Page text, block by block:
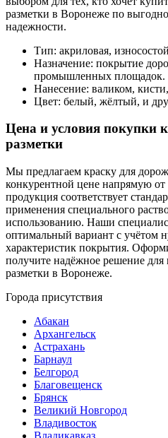
разметки в Воронеже по
надежности.
Тип: акриловая,
Назначение: покрытие
промышленных площадок.
Нанесение: валиком,
Цвет: белый, жёлтый, и
Цена и условия покупки
разметки
Мы предлагаем краску для
конкурентной цене напрямую от
продукция соответствует
применения специального
использованию. Наши
оптимальный вариант с учётом
характеристик покрытия.
получите надёжное решение
разметки в Воронеже.
Города присутствия
Абакан
Архангельск
Астрахань
Барнаул
Белгород
Благовещенск
Брянск
Великий Новгород
Владивосток
Владикавказ